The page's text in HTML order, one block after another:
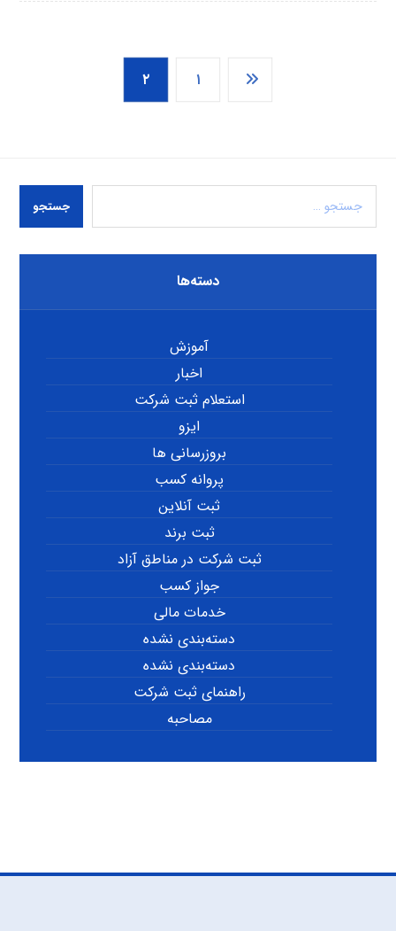
۱ ۲
جستجو
دسته‌ها
آموزش
اخبار
استعلام ثبت شرکت
ایزو
بروزرسانی ها
پروانه کسب
ثبت آنلاین
ثبت برند
ثبت شرکت در مناطق آزاد
جواز کسب
خدمات مالی
دسته‌بندی نشده
دسته‌بندی نشده
راهنمای ثبت شرکت
مصاحبه